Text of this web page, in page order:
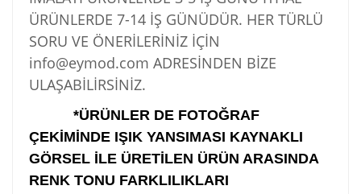
ÜRÜNLERDE 7-14 İŞ GÜNÜDÜR. HER TÜRLÜ
SORU VE ÖNERİLERİNİZ İÇİN
info@eymod.com ADRESİNDEN BİZE
ULAŞABİLİRSİNİZ.
*ÜRÜNLER DE FOTOĞRAF
ÇEKİMİNDE IŞIK YANSIMASI KAYNAKLI
GÖRSEL İLE ÜRETİLEN ÜRÜN ARASINDA
RENK TONU FARKLILIKLARI